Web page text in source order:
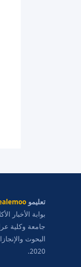
تعليمو
جامعة وكلية
البحوث
2020.